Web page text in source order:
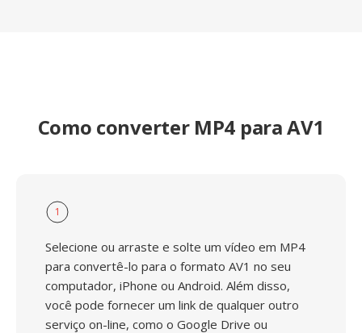
Como converter MP4 para AV1
1
Selecione ou arraste e solte um vídeo em MP4
para convertê-lo para o formato AV1 no seu
computador, iPhone ou Android. Além disso,
você pode fornecer um link de qualquer outro
serviço on-line, como o Google Drive ou